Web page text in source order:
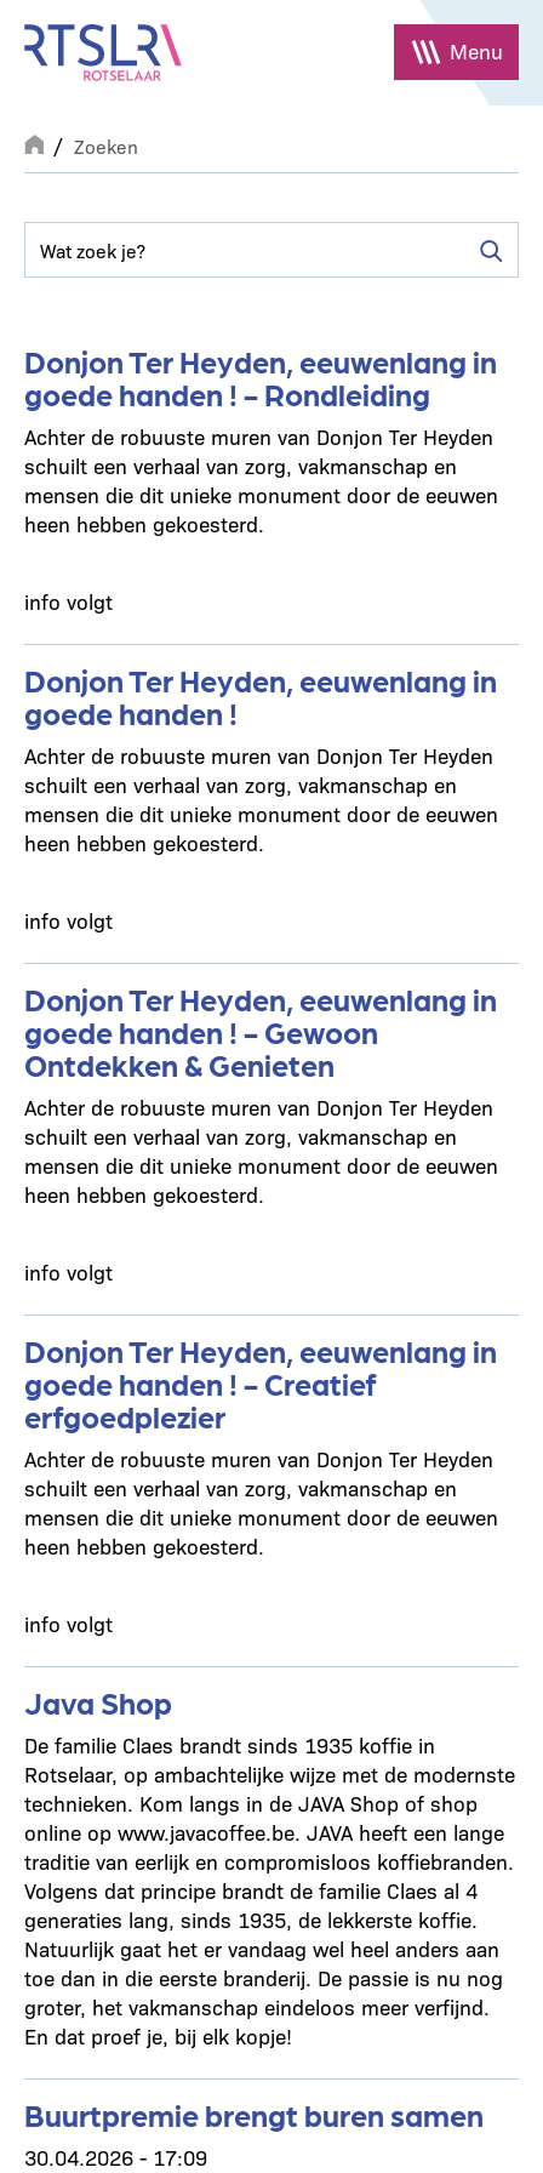
naar
inhoud
gaan
Menu
Breadcrumb
Zoeken
Donjon Ter Heyden, eeuwenlang in
goede handen ! - Rondleiding
Achter de robuuste muren van Donjon Ter Heyden
schuilt een verhaal van zorg, vakmanschap en
mensen die dit unieke monument door de eeuwen
heen hebben gekoesterd.
info volgt
Donjon Ter Heyden, eeuwenlang in
goede handen !
Achter de robuuste muren van Donjon Ter Heyden
schuilt een verhaal van zorg, vakmanschap en
mensen die dit unieke monument door de eeuwen
heen hebben gekoesterd.
info volgt
Donjon Ter Heyden, eeuwenlang in
goede handen ! - Gewoon
Ontdekken & Genieten
Achter de robuuste muren van Donjon Ter Heyden
schuilt een verhaal van zorg, vakmanschap en
mensen die dit unieke monument door de eeuwen
heen hebben gekoesterd.
info volgt
Donjon Ter Heyden, eeuwenlang in
goede handen ! - Creatief
erfgoedplezier
Achter de robuuste muren van Donjon Ter Heyden
schuilt een verhaal van zorg, vakmanschap en
mensen die dit unieke monument door de eeuwen
heen hebben gekoesterd.
info volgt
Java Shop
De familie Claes brandt sinds 1935 koffie in
Rotselaar, op ambachtelijke wijze met de modernste
technieken. Kom langs in de JAVA Shop of shop
online op www.javacoffee.be. JAVA heeft een lange
traditie van eerlijk en compromisloos koffiebranden.
Volgens dat principe brandt de familie Claes al 4
generaties lang, sinds 1935, de lekkerste koffie.
Natuurlijk gaat het er vandaag wel heel anders aan
toe dan in die eerste branderij. De passie is nu nog
groter, het vakmanschap eindeloos meer verfijnd.
En dat proef je, bij elk kopje!
Buurtpremie brengt buren samen
30.04.2026 - 17:09